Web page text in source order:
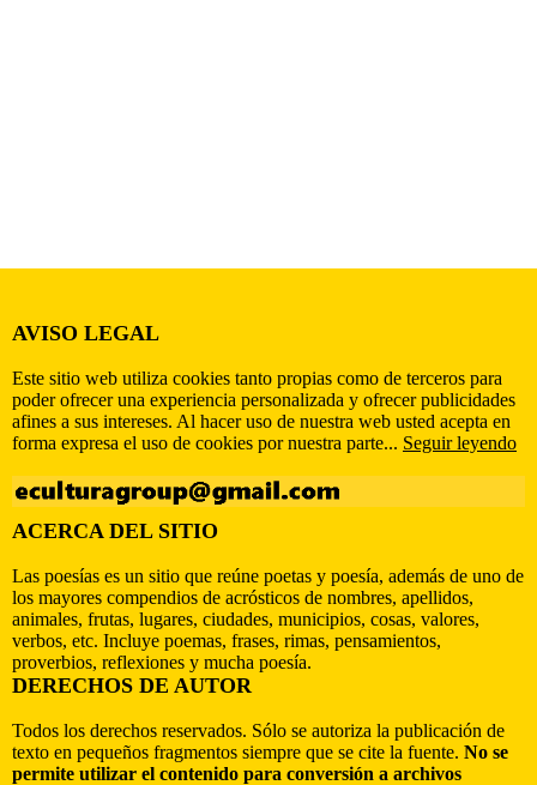
AVISO LEGAL
Este sitio web utiliza cookies tanto propias como de terceros para
poder ofrecer una experiencia personalizada y ofrecer publicidades
afines a sus intereses. Al hacer uso de nuestra web usted acepta en
forma expresa el uso de cookies por nuestra parte... Seguir leyendo
ACERCA DEL SITIO
Las poesías es un sitio que reúne poetas y poesía, además de uno de
los mayores compendios de acrósticos de nombres, apellidos,
animales, frutas, lugares, ciudades, municipios, cosas, valores,
verbos, etc. Incluye poemas, frases, rimas, pensamientos,
proverbios, reflexiones y mucha poesía.
DERECHOS DE AUTOR
Todos los derechos reservados. Sólo se autoriza la publicación de
texto en pequeños fragmentos siempre que se cite la fuente. No se
permite utilizar el contenido para conversión a archivos